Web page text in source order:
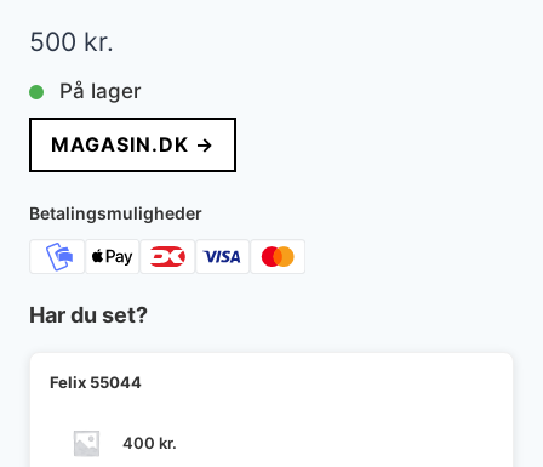
500 kr.
På lager
MAGASIN.DK →
Betalingsmuligheder
Har du set?
Felix 55044
400 kr.